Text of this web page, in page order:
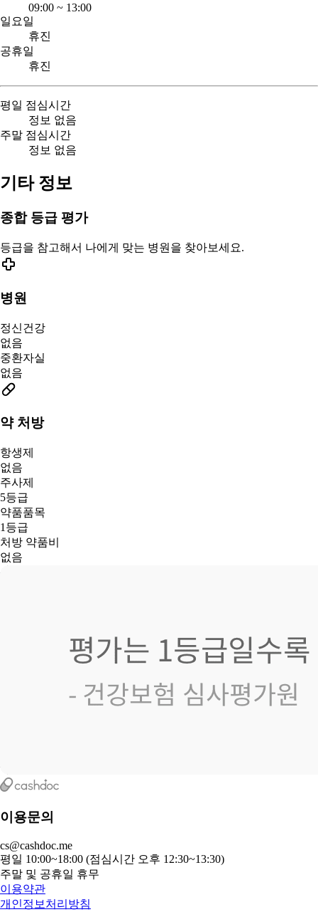
09:00 ~ 13:00
일요일
휴진
공휴일
휴진
평일 점심시간
정보 없음
주말 점심시간
정보 없음
기타 정보
종합 등급 평가
등급을 참고해서 나에게 맞는 병원을 찾아보세요.
병원
정신건강
없음
중환자실
없음
약 처방
항생제
없음
주사제
5등급
약품품목
1등급
처방 약품비
없음
이용문의
cs@cashdoc.me
평일 10:00~18:00 (점심시간 오후 12:30~13:30)
주말 및 공휴일 휴무
이용약관
개인정보처리방침